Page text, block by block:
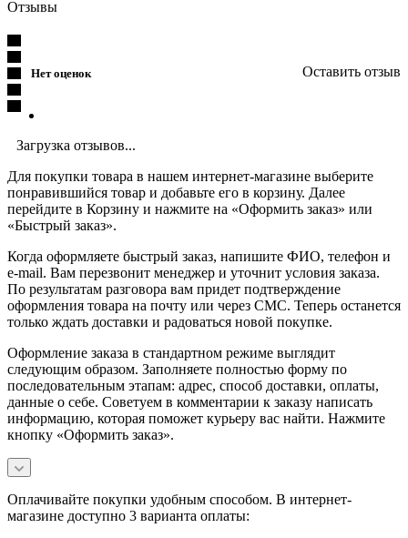
Отзывы
Нет оценок Оставить отзыв
Загрузка отзывов...
Для покупки товара в нашем интернет-магазине выберите
понравившийся товар и добавьте его в корзину. Далее
перейдите в Корзину и нажмите на «Оформить заказ» или
«Быстрый заказ».
Когда оформляете быстрый заказ, напишите ФИО, телефон и
e-mail. Вам перезвонит менеджер и уточнит условия заказа.
По результатам разговора вам придет подтверждение
оформления товара на почту или через СМС. Теперь останется
только ждать доставки и радоваться новой покупке.
Оформление заказа в стандартном режиме выглядит
следующим образом. Заполняете полностью форму по
последовательным этапам: адрес, способ доставки, оплаты,
данные о себе. Советуем в комментарии к заказу написать
информацию, которая поможет курьеру вас найти. Нажмите
кнопку «Оформить заказ».
Оплачивайте покупки удобным способом. В интернет-
магазине доступно 3 варианта оплаты: